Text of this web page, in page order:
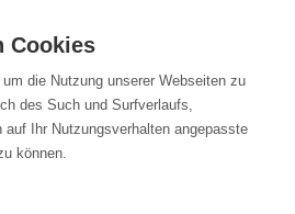
Edelstahl
Schenkel 35/35 mm
Cookies
die Nutzung unserer Webseiten zu
des Such und Surfverlaufs,
auf Ihr Nutzungsverhalten angepasste
können.